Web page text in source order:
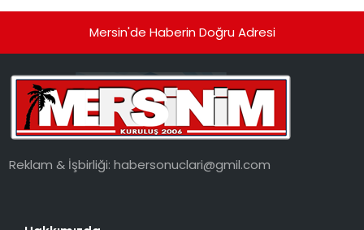
Mersin'de Haberin Doğru Adresi
Reklam & İşbirliği:habersonuclari@gmil.com